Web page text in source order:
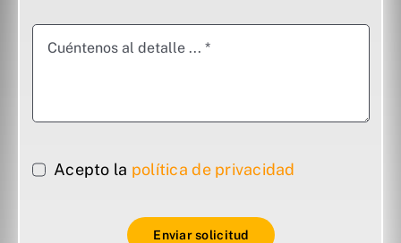
Acepto la política de privacidad
Enviar solicitud